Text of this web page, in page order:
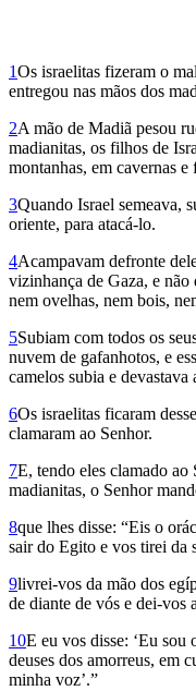
1Os israelitas fizeram o
entregou nas mãos dos
2A mão de Madiã pesou
madianitas, os filhos de
montanhas, em cavernas e
3Quando Israel semeava,
orien­te, para atacá-lo.
4Acampavam defronte
vizinhança de Gaza, e
nem ovelhas, nem bois,
5Subiam com todos os
nuvem de gafanhotos, e
camelos subia e devastava
6Os israelitas ficaram
clamaram ao Senhor.
7E, tendo eles clamado
madianitas, o Senhor
8que lhes disse: “Eis o
sair do Egito e vos tirei da
9livrei-vos da mão dos
de diante de vós e dei-vos
10E eu vos disse: ‘Eu sou
deuses dos amorreus, em
minha voz’.”